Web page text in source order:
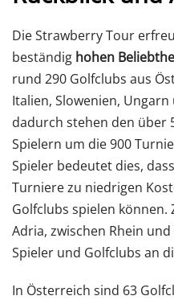
Die Strawberry Tour
beständig hohen
rund 290 Golfclubs aus
Italien, Slowenien,
dadurch stehen den über
Spielern um die 900
Spieler bedeutet dies,
Turniere zu niedrigen
Golfclubs spielen können.
Adria, zwischen Rhein
Spieler und Golfclubs an
In Österreich sind 63